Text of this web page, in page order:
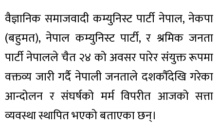
वैज्ञानिक समाजवादी कम्युनिस्ट पार्टी नेपाल, नेकपा
(बहुमत), नेपाल कम्युनिस्ट पार्टी, र श्रमिक जनता
पार्टी नेपालले चैत २४ को अवसर पारेर संयुक्त रूपमा
वक्तव्य जारी गर्दै नेपाली जनताले दशकौँदेखि गरेका
आन्दोलन र संघर्षको मर्म विपरीत आजको सत्ता
व्यवस्था स्थापित भएको बताएका छन्।